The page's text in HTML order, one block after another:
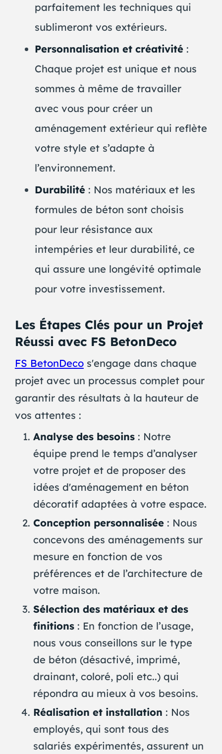
parfaitement les techniques qui
sublimeront vos extérieurs.
Personnalisation et créativité:
Chaque projet est unique et nous
sommes à même de travailler
avec vous pour créer un
aménagement extérieur qui reflète
votre style et s’adapte à
l’environnement.
Durabilité: Nos matériaux et les
formules de béton sont choisis
pour leur résistance aux
intempéries et leur durabilité, ce
qui assure une longévité optimale
pour votre investissement.
Les Étapes Clés pour un Projet
Réussi avec FS BetonDeco
FS BetonDecos'engage dans chaque
projet avec un processus complet pour
garantir des résultats à la hauteur de
vos attentes :
Analyse des besoins : Notre
équipe prend le temps d’analyser
votre projet et de proposer des
idées d'aménagement en béton
décoratif adaptées à votre espace.
Conception personnalisée : Nous
concevons des aménagements sur
mesure en fonction de vos
préférences et de l’architecture de
votre maison.
Sélection des matériaux et des
finitions : En fonction de l’usage,
nous vous conseillons sur le type
de béton (désactivé, imprimé,
drainant, coloré, poli etc..) qui
répondra au mieux à vos besoins.
Réalisation et installation : Nos
employés, qui sont tous des
salariés expérimentés, assurent un